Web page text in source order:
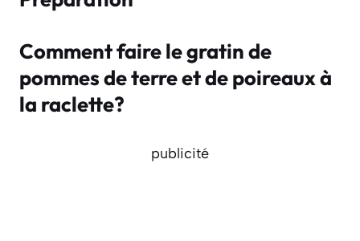
Comment faire le gratin de
pommes de terre et de poireaux à
la raclette?
publicité